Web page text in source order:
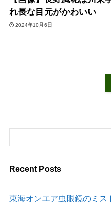
れ長な目元がかわいい
2024年10月6日
Recent Posts
東海オンエア虫眼鏡のミ